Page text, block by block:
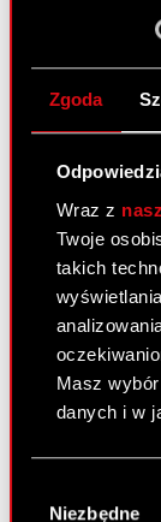
Zgoda
Wraz z
Twoje
takich
Masz
danych i w
zgody
Niezbędne
Raport
5 września
Temat:
Podstawa
(UE) nr 596/
sprawie
PDF
Raport